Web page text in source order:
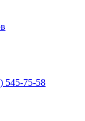
545-75-58